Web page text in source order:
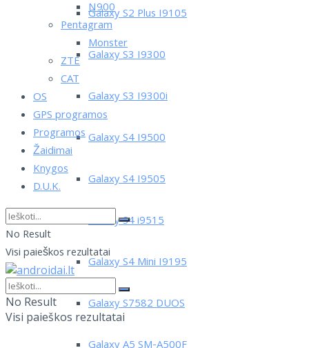
Galaxy S2 Plus I9105
Galaxy S3 I9300
Galaxy S3 I9300i
Galaxy S4 I9500
Galaxy S4 I9505
Galaxy S4 i9515
Galaxy S4 Mini I9195
Galaxy S7582 DUOS
N900
Pentagram
Monster
ZTE
CAT
OS
GPS programos
Programos
Žaidimai
Knygos
D.U.K.
No Result
Visi paieškos rezultatai
No Result
Visi paieškos rezultatai